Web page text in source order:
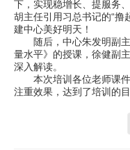
下，实现稳增长、提服务
胡主任引用习总书记的“撸
建中心美好明天！
随后，中心朱发明副主
量水平》的授课，徐健副
深入解读。
本次培训各位老师课件
注重效果，达到了培训的